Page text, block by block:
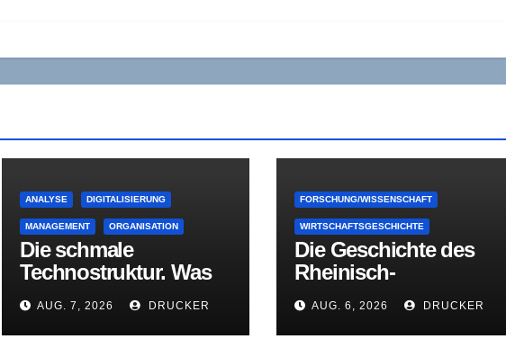
ANALYSE DIGITALISIERUNG
MANAGEMENT ORGANISATION
Die schmale
Technostruktur. Was
von der mittleren
Führungsebene bleibt,
AUG. 7, 2026 DRUCKER
FORSCHUNG/WISSENSCHAFT
WIRTSCHAFTSGESCHICHTE
Die Geschichte des
Rheinisch-
Westfälischen
Wirtschaftsinstituts
AUG. 6, 2026 DRUCKER